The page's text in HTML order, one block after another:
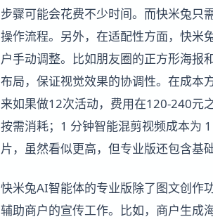
步骤可能会花费不少时间。而快米兔只
操作流程。另外，在适配性方面，快米
户手动调整。比如朋友圈的正方形海报
布局，保证视觉效果的协调性。在成本
来如果做12次活动，费用在120-240元
按需消耗；1 分钟智能混剪视频成本为
片，虽然看似更高，但专业版还包含基
快米兔AI智能体的专业版除了图文创作
辅助商户的宣传工作。比如，商户生成